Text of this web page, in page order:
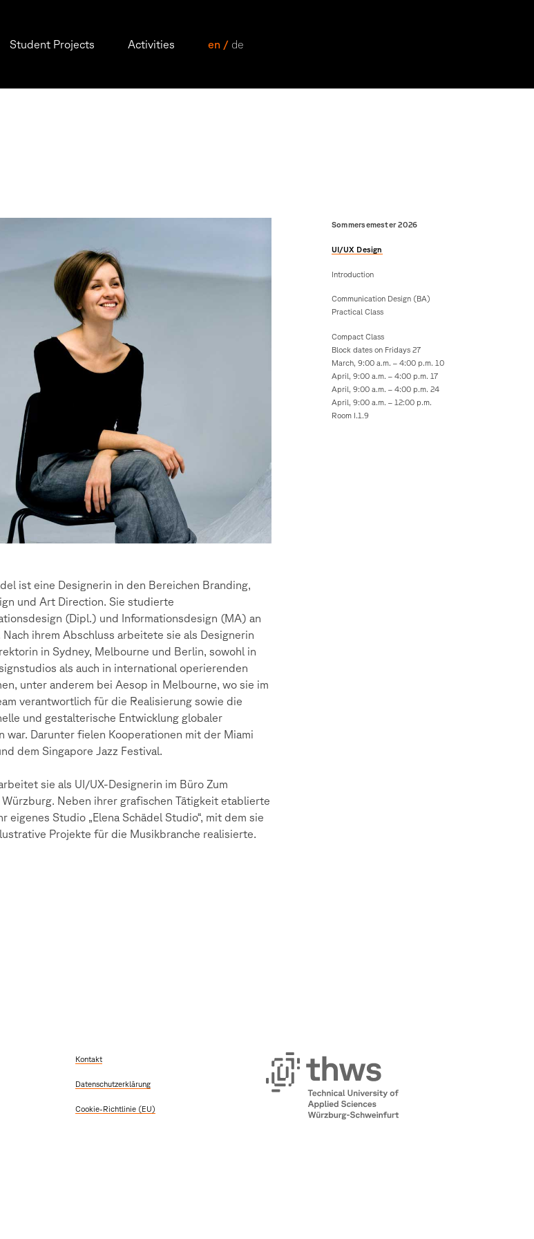
Student Projects Activities en / de
ist eine Designerin in den Bereichen Branding,
und Art Direction. Sie studierte
(Dipl.) und Informationsdesign (MA) an
Nach ihrem Abschluss arbeitete sie als Designerin
in Sydney, Melbourne und Berlin, sowohl in
als auch in international operierenden
unter anderem bei Aesop in Melbourne, wo sie im
verantwortlich für die Realisierung sowie die
und gestalterische Entwicklung globaler
war. Darunter fielen Kooperationen mit der Miami
dem Singapore Jazz Festival.
sie als UI/UX-Designerin im Büro Zum
Würzburg. Neben ihrer grafischen Tätigkeit etablierte
eigenes Studio „Elena Schädel Studio“, mit dem sie
Projekte für die Musikbranche realisierte.
Sommersemester 2026
UI/UX Design
Introduction
Communication Design (BA)
Practical Class
Compact Class
Block dates on Fridays 27
March, 9:00 a.m. – 4:00 p.m. 10
April, 9:00 a.m. – 4:00 p.m. 17
April, 9:00 a.m. – 4:00 p.m. 24
April, 9:00 a.m. – 12:00 p.m.
Room I.1.9
Kontakt
Datenschutzerklärung
Cookie-Richtlinie (EU)